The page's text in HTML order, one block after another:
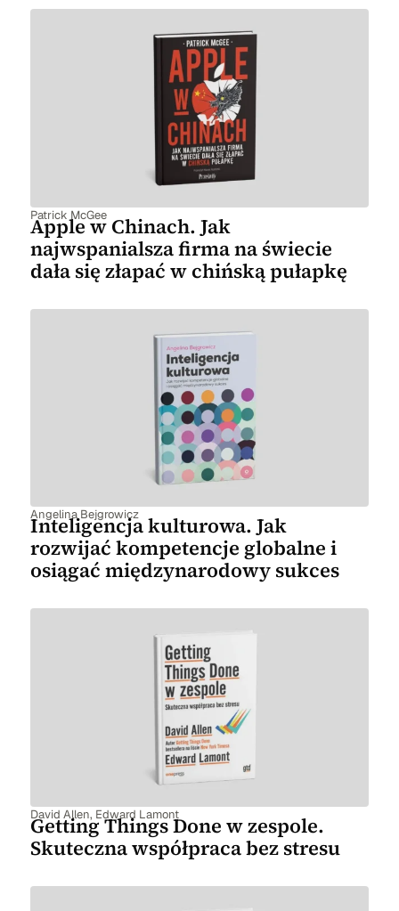
Patrick McGee
Apple w Chinach. Jak
najwspanialsza firma na świecie
dała się złapać w chińską pułapkę
Angelina Bejgrowicz
Inteligencja kulturowa. Jak
rozwijać kompetencje globalne i
osiągać międzynarodowy sukces
David Allen, Edward Lamont
Getting Things Done w zespole.
Skuteczna współpraca bez stresu